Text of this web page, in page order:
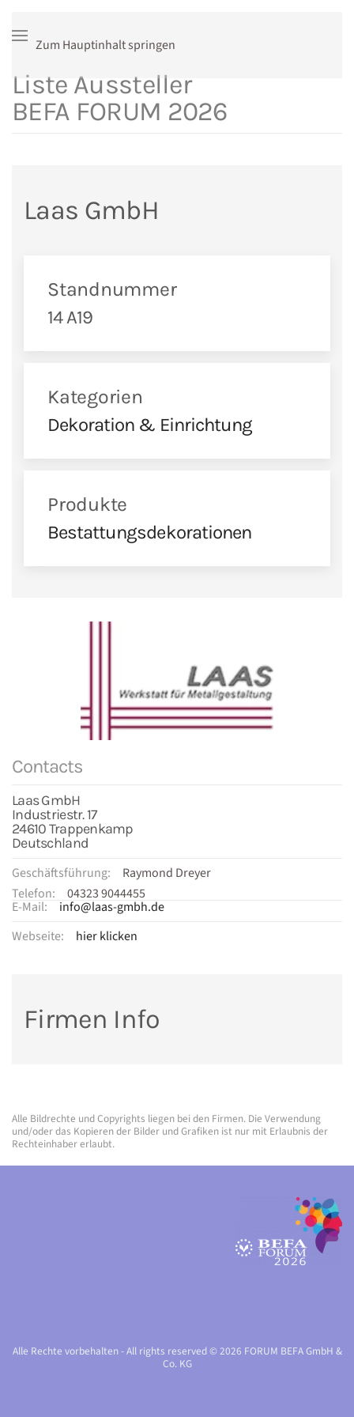
Zum Hauptinhalt springen
Liste Aussteller
BEFA FORUM 2026
Laas GmbH
Standnummer
14 A19
Kategorien
Dekoration & Einrichtung
Produkte
Bestattungsdekorationen
Contacts
Laas GmbH
Industriestr. 17
24610 Trappenkamp
Deutschland
Geschäftsführung:
Raymond Dreyer
Telefon:
04323 9044455
E-Mail:
info@laas-gmbh.de
Webseite:
hier klicken
Firmen Info
Alle Bildrechte und Copyrights liegen bei den Firmen. Die Verwendung
und/oder das Kopieren der Bilder und Grafiken ist nur mit Erlaubnis der
Rechteinhaber erlaubt.
Alle Rechte vorbehalten - All rights reserved © 2026 FORUM BEFA GmbH &
Co. KG